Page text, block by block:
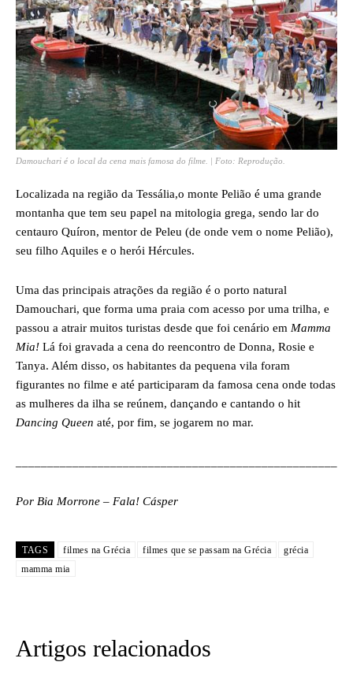
Damouchari é o local da cena mais famosa do filme. | Foto: Reprodução.
Localizada na região da Tessália,o monte Pelião é uma grande
montanha que tem seu papel na mitologia grega, sendo lar do
centauro Quíron, mentor de Peleu (de onde vem o nome Pelião),
seu filho Aquiles e o herói Hércules.
Uma das principais atrações da região é o porto natural
Damouchari, que forma uma praia com acesso por uma trilha, e
passou a atrair muitos turistas desde que foi cenário em Mamma
Mia! Lá foi gravada a cena do reencontro de Donna, Rosie e
Tanya. Além disso, os habitantes da pequena vila foram
figurantes no filme e até participaram da famosa cena onde todas
as mulheres da ilha se reúnem, dançando e cantando o hit
Dancing Queen até, por fim, se jogarem no mar.
Por Bia Morrone – Fala! Cásper
TAGS filmes na Grécia filmes que se passam na Grécia
grécia
mamma mia
Artigos relacionados